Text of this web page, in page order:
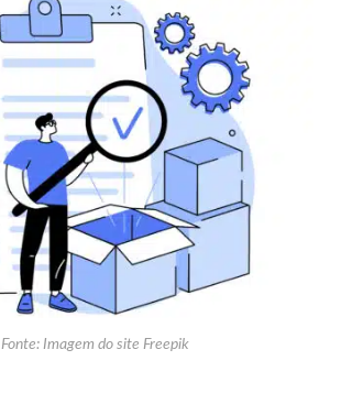
Fonte: Imagem do site Freepik